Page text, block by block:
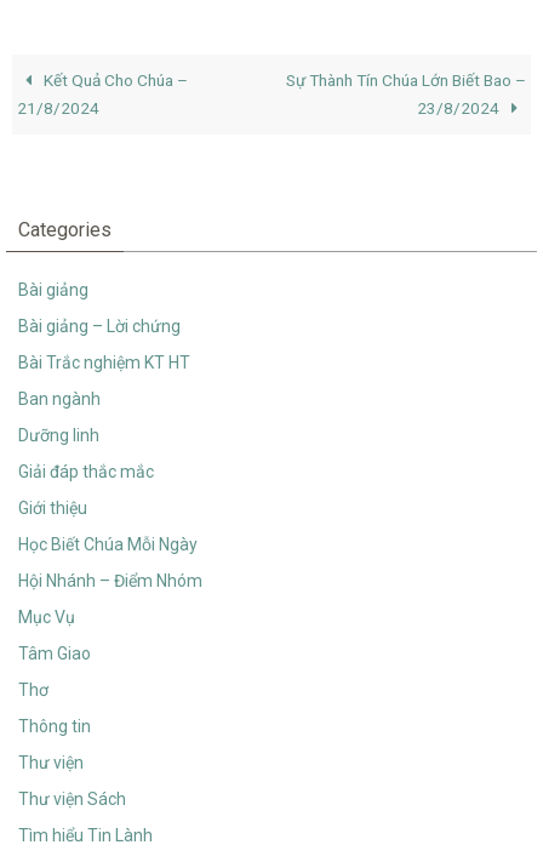
Kết Quả Cho Chúa –
21/8/2024
Sự Thành Tín Chúa Lớn Biết Bao –
23/8/2024
Categories
Bài giảng
Bài giảng – Lời chứng
Bài Trắc nghiệm KT HT
Ban ngành
Dưỡng linh
Giải đáp thắc mắc
Giới thiệu
Học Biết Chúa Mỗi Ngày
Hội Nhánh – Điểm Nhóm
Mục Vụ
Tâm Giao
Thơ
Thông tin
Thư viện
Thư viện Sách
Tìm hiểu Tin Lành